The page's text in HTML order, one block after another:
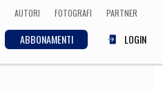
AUTORI FOTOGRAFI PARTNER
ABBONAMENTI LOGIN